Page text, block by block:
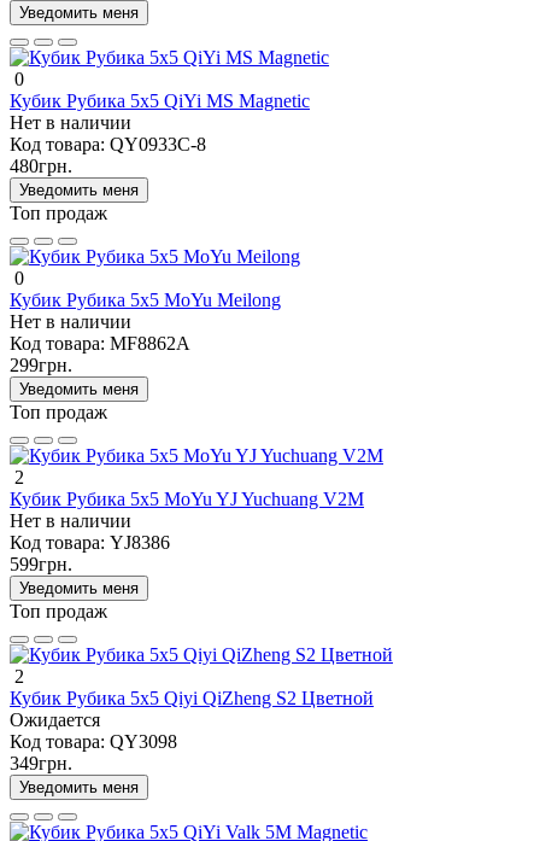
Уведомить меня
0
Кубик Рубика 5х5 QiYi MS Magnetic
Нет в наличии
Код товара: QY0933C-8
480грн.
Уведомить меня
Топ продаж
0
Кубик Рубика 5х5 MoYu Meilong
Нет в наличии
Код товара: MF8862A
299грн.
Уведомить меня
Топ продаж
2
Кубик Рубика 5х5 MoYu YJ Yuchuang V2M
Нет в наличии
Код товара: YJ8386
599грн.
Уведомить меня
Топ продаж
2
Кубик Рубика 5х5 Qiyi QiZheng S2 Цветной
Ожидается
Код товара: QY3098
349грн.
Уведомить меня